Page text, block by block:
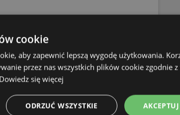
OFERTY: 0
cookie
aby zapewnić lepszą wygodę użytkowania.
przez nas wszystkich plików cookie zgodnie
Dowiedz się więcej
ODRZUĆ WSZYSTKIE